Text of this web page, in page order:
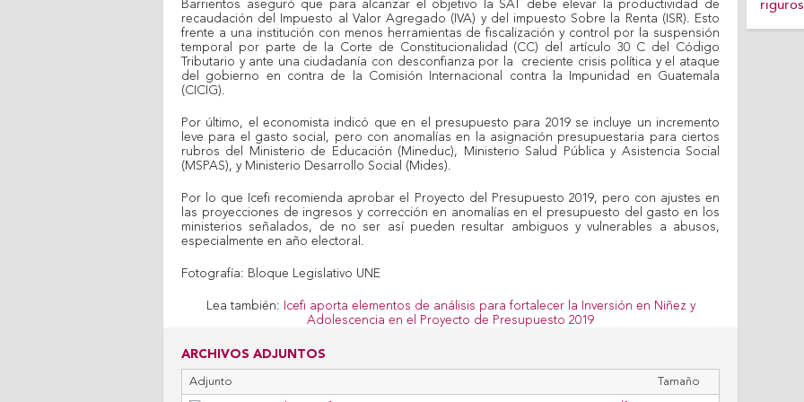
Barrientos aseguró que para alcanzar el objetivo la SAT debe elevar la productividad de
recaudación del Impuesto al Valor Agregado (IVA) y del impuesto Sobre la Renta (ISR). Esto
frente a una institución con menos herramientas de fiscalización y control por la suspensión
temporal por parte de la Corte de Constitucionalidad (CC) del artículo 30 C del Código
Tributario y ante una ciudadanía con desconfianza por la creciente crisis política y el ataque
del gobierno en contra de la Comisión Internacional contra la Impunidad en Guatemala
(CICIG).
Por último, el economista indicó que en el presupuesto para 2019 se incluye un incremento
leve para el gasto social, pero con anomalías en la asignación presupuestaria para ciertos
rubros del Ministerio de Educación (Mineduc), Ministerio Salud Pública y Asistencia Social
(MSPAS), y Ministerio Desarrollo Social (Mides).
Por lo que Icefi recomienda aprobar el Proyecto del Presupuesto 2019, pero con ajustes en
las proyecciones de ingresos y corrección en anomalías en el presupuesto del gasto en los
ministerios señalados, de no ser así pueden resultar ambiguos y vulnerables a abusos,
especialmente en año electoral.
Fotografía: Bloque Legislativo UNE
Lea también: Icefi aporta elementos de análisis para fortalecer la Inversión en Niñez y
Adolescencia en el Proyecto de Presupuesto 2019
ARCHIVOS ADJUNTOS
Adjunto Tamaño